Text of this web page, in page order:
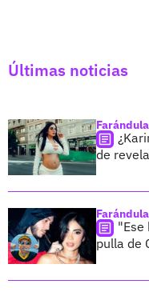
Últimas noticias
Farándula
de
Farándula
"Ese
pulla de